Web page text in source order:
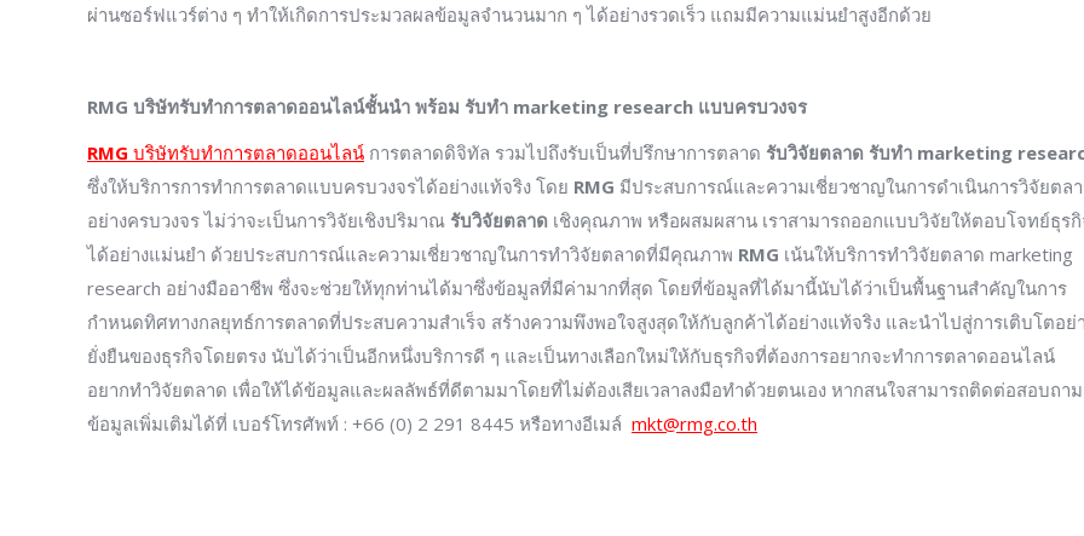
ผ่านซอร์ฟแวร์ต่าง ๆ ทำให้เกิดการประมวลผลข้อมูลจำนวนมาก ๆ ได้อย่างรวดเร็ว แถมมีความแม่นยำสูงอีกด้วย
RMG บริษัทรับทำการตลาดออนไลน์ชั้นนำ พร้อม รับทำ marketing research แบบครบวงจร
RMG บริษัทรับทำการตลาดออนไลน์ การตลาดดิจิทัล รวมไปถึงรับเป็นที่ปรึกษาการตลาด รับวิจัยตลาด รับทำ marketing
ซึ่งให้บริการการทำการตลาดแบบครบวงจรได้อย่างแท้จริง โดย RMG มีประสบการณ์และความเชี่ยวชาญในการดำเนินการวิจัยตล
อย่างครบวงจร ไม่ว่าจะเป็นการวิจัยเชิงปริมาณ รับวิจัยตลาด เชิงคุณภาพ หรือผสมผสาน เราสามารถออกแบบวิจัยให้ตอบโจทย์ธุร
ได้อย่างแม่นยำ ด้วยประสบการณ์และความเชี่ยวชาญในการทำวิจัยตลาดที่มีคุณภาพ RMG เน้นให้บริการทำวิจัยตลาด marketing
research อย่างมืออาชีพ ซึ่งจะช่วยให้ทุกท่านได้มาซึ่งข้อมูลที่มีค่ามากที่สุด โดยที่ข้อมูลที่ได้มานี้นับได้ว่าเป็นพื้นฐานสำคัญในการ
กำหนดทิศทางกลยุทธ์การตลาดที่ประสบความสำเร็จ สร้างความพึงพอใจสูงสุดให้กับลูกค้าได้อย่างแท้จริง และนำไปสู่การเติบโตอย่
ยั่งยืนของธุรกิจโดยตรง นับได้ว่าเป็นอีกหนึ่งบริการดี ๆ และเป็นทางเลือกใหม่ให้กับธุรกิจที่ต้องการอยากจะทำการตลาดออนไลน์
อยากทำวิจัยตลาด เพื่อให้ได้ข้อมูลและผลลัพธ์ที่ดีตามมาโดยที่ไม่ต้องเสียเวลาลงมือทำด้วยตนเอง หากสนใจสามารถติดต่อสอบถาม
ข้อมูลเพิ่มเติมได้ที่ เบอร์โทรศัพท์ : +66 (0) 2 291 8445 หรือทางอีเมล์ mkt@rmg.co.th